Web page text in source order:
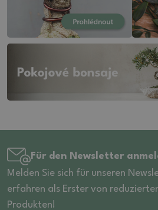
Für den Newsletter
Melden Sie sich für unseren
erfahren als Erster von
Produkten!